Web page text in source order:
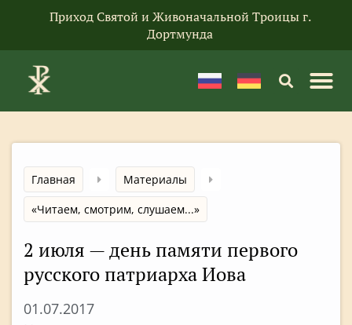
Приход Святой и Живоначальной Троицы г.
Дортмунда
Главная
Материалы
«Читаем, смотрим, слушаем...»
2 июля — день памяти первого
русского патриарха Иова
01.07.2017